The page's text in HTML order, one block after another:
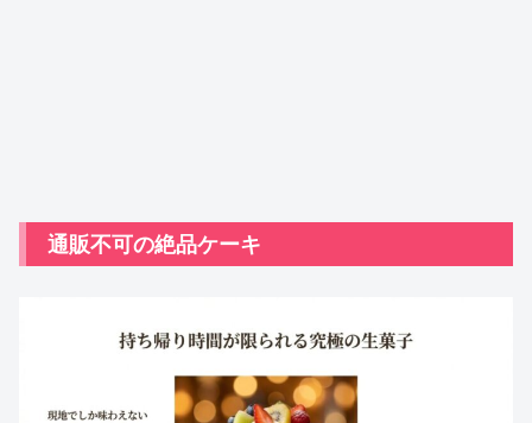
通販不可の絶品ケーキ